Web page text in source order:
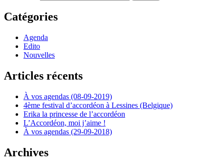
Catégories
Agenda
Edito
Nouvelles
Articles récents
À vos agendas (08-09-2019)
4ème festival d’accordéon à Lessines (Belgique)
Erika la princesse de l’accordéon
L’Accordéon, moi j’aime !
À vos agendas (29-09-2018)
Archives